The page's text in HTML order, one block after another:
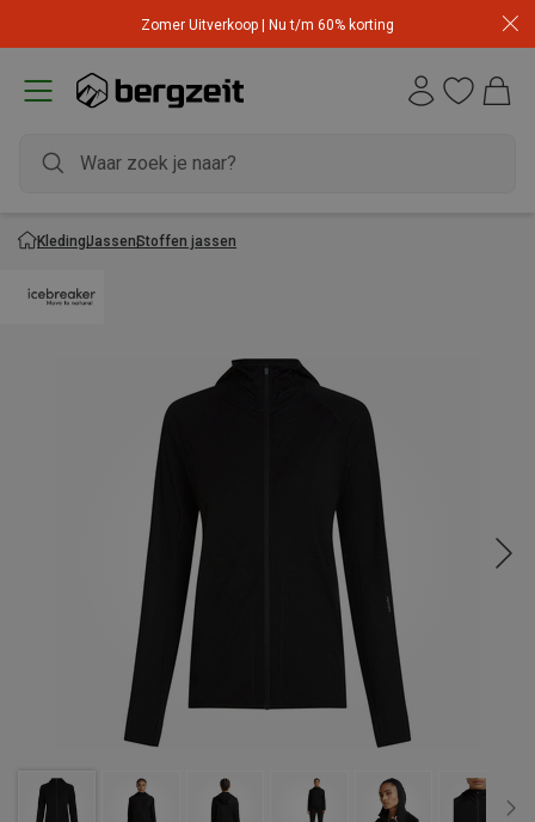
Zomer Uitverkoop | Nu t/m 60% korting
KledingJassenStoffen jassen